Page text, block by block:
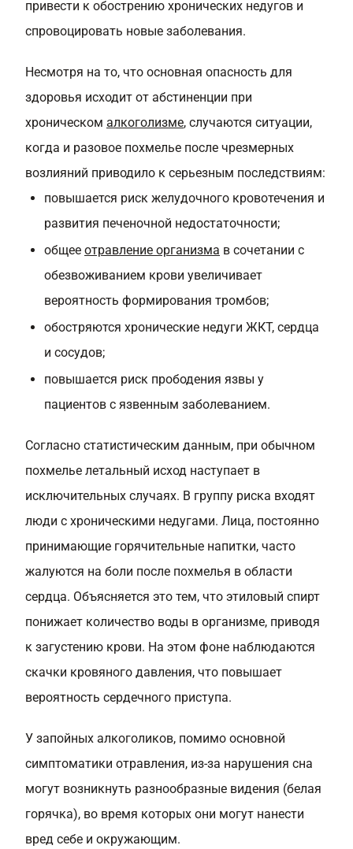
привести к обострению хронических недугов и
спровоцировать новые заболевания.
Несмотря на то, что основная опасность для
здоровья исходит от абстиненции при
хроническом алкоголизме, случаются ситуации,
когда и разовое похмелье после чрезмерных
возлияний приводило к серьезным последствиям:
повышается риск желудочного кровотечения и
развития печеночной недостаточности;
общее отравление организма в сочетании с
обезвоживанием крови увеличивает
вероятность формирования тромбов;
обостряются хронические недуги ЖКТ, сердца
и сосудов;
повышается риск прободения язвы у
пациентов с язвенным заболеванием.
Согласно статистическим данным, при обычном
похмелье летальный исход наступает в
исключительных случаях. В группу риска входят
люди с хроническими недугами. Лица, постоянно
принимающие горячительные напитки, часто
жалуются на боли после похмелья в области
сердца. Объясняется это тем, что этиловый спирт
понижает количество воды в организме, приводя
к загустению крови. На этом фоне наблюдаются
скачки кровяного давления, что повышает
вероятность сердечного приступа.
У запойных алкоголиков, помимо основной
симптоматики отравления, из-за нарушения сна
могут возникнуть разнообразные видения (белая
горячка), во время которых они могут нанести
вред себе и окружающим.